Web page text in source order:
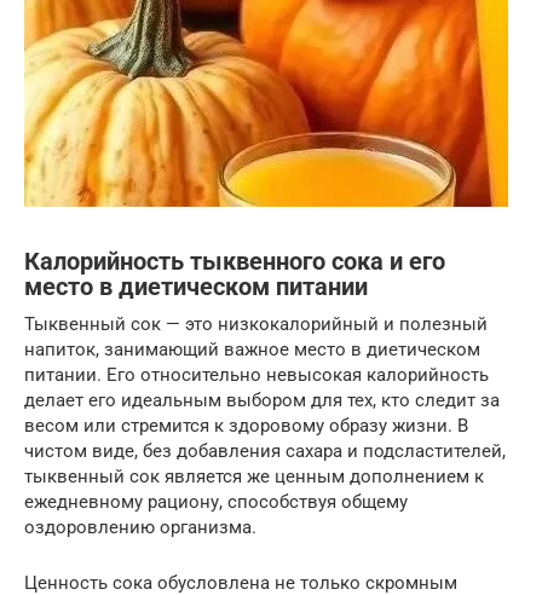
Калорийность тыквенного сока и его
место в диетическом питании
Тыквенный сок — это низкокалорийный и полезный
напиток, занимающий важное место в диетическом
питании. Его относительно невысокая калорийность
делает его идеальным выбором для тех, кто следит за
весом или стремится к здоровому образу жизни. В
чистом виде, без добавления сахара и подсластителей,
тыквенный сок является же ценным дополнением к
ежедневному рациону, способствуя общему
оздоровлению организма.
Ценность сока обусловлена не только скромным